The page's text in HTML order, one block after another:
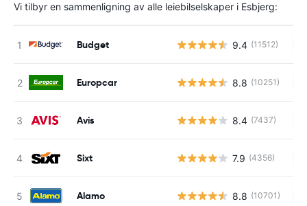
Vi tilbyr en sammenligning av alle leiebilselskaper i Esbjerg:
Budget 9.4 (11512)
Europcar 8.8 (10251)
Avis 8.4 (7437)
Sixt 7.9 (4356)
Alamo 8.8 (10701)